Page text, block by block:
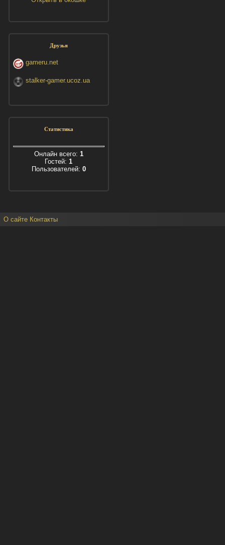
Друзья
gameru.net
stalker-gamer.ucoz.ua
Статистика
Онлайн всего: 1
Гостей: 1
Пользователей: 0
О сайте Контакты